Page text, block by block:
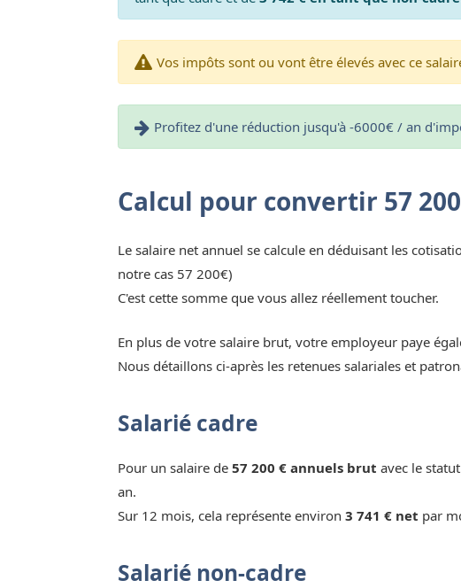
Vos impôts sont ou vont être élevés avec ce
Profitez d'une réduction jusqu'à -6000€ / an
Calcul pour convertir 57
Le salaire net annuel se calcule en déduisant les
notre cas 57 200€)
C'est cette somme que vous allez réellement toucher.
En plus de votre salaire brut, votre employeur paye
Nous détaillons ci-après les retenues salariales et
Salarié cadre
Pour un salaire de 57 200 € annuels brut avec le
an.
Sur 12 mois, cela représente environ 3 741 € net par
Salarié non-cadre